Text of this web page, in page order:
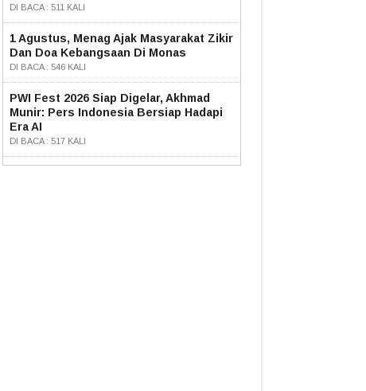
DI BACA : 511 KALI
1 Agustus, Menag Ajak Masyarakat Zikir
Dan Doa Kebangsaan Di Monas
DI BACA : 546 KALI
PWI Fest 2026 Siap Digelar, Akhmad
Munir: Pers Indonesia Bersiap Hadapi
Era AI
DI BACA : 517 KALI